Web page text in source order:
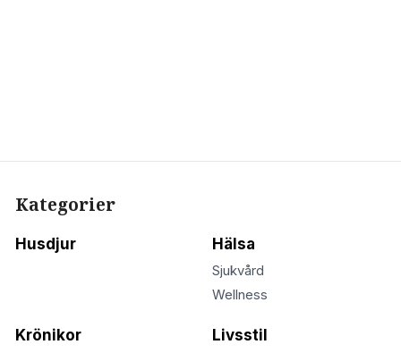
Kategorier
Husdjur Hälsa
Sjukvård
Wellness
Krönikor Livsstil